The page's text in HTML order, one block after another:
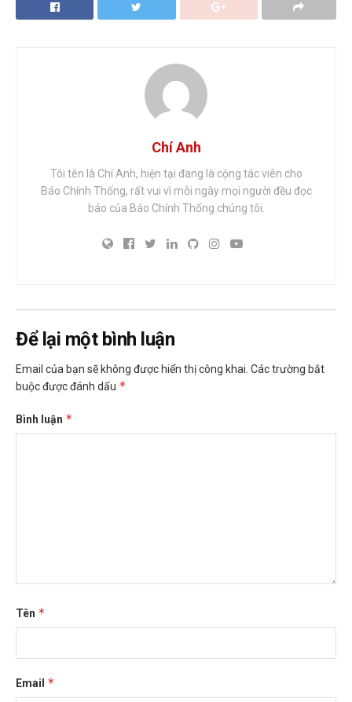
Chí Anh
Tôi tên là Chí Anh, hiện tại đang là cộng tác viên cho
Báo Chính Thống, rất vui vì mỗi ngày mọi người đều đọc
báo của Báo Chính Thống chúng tôi.
Để lại một bình luận
Email của bạn sẽ không được hiển thị công khai. Các trường bắt
buộc được đánh dấu *
Bình luận *
Tên *
Email *